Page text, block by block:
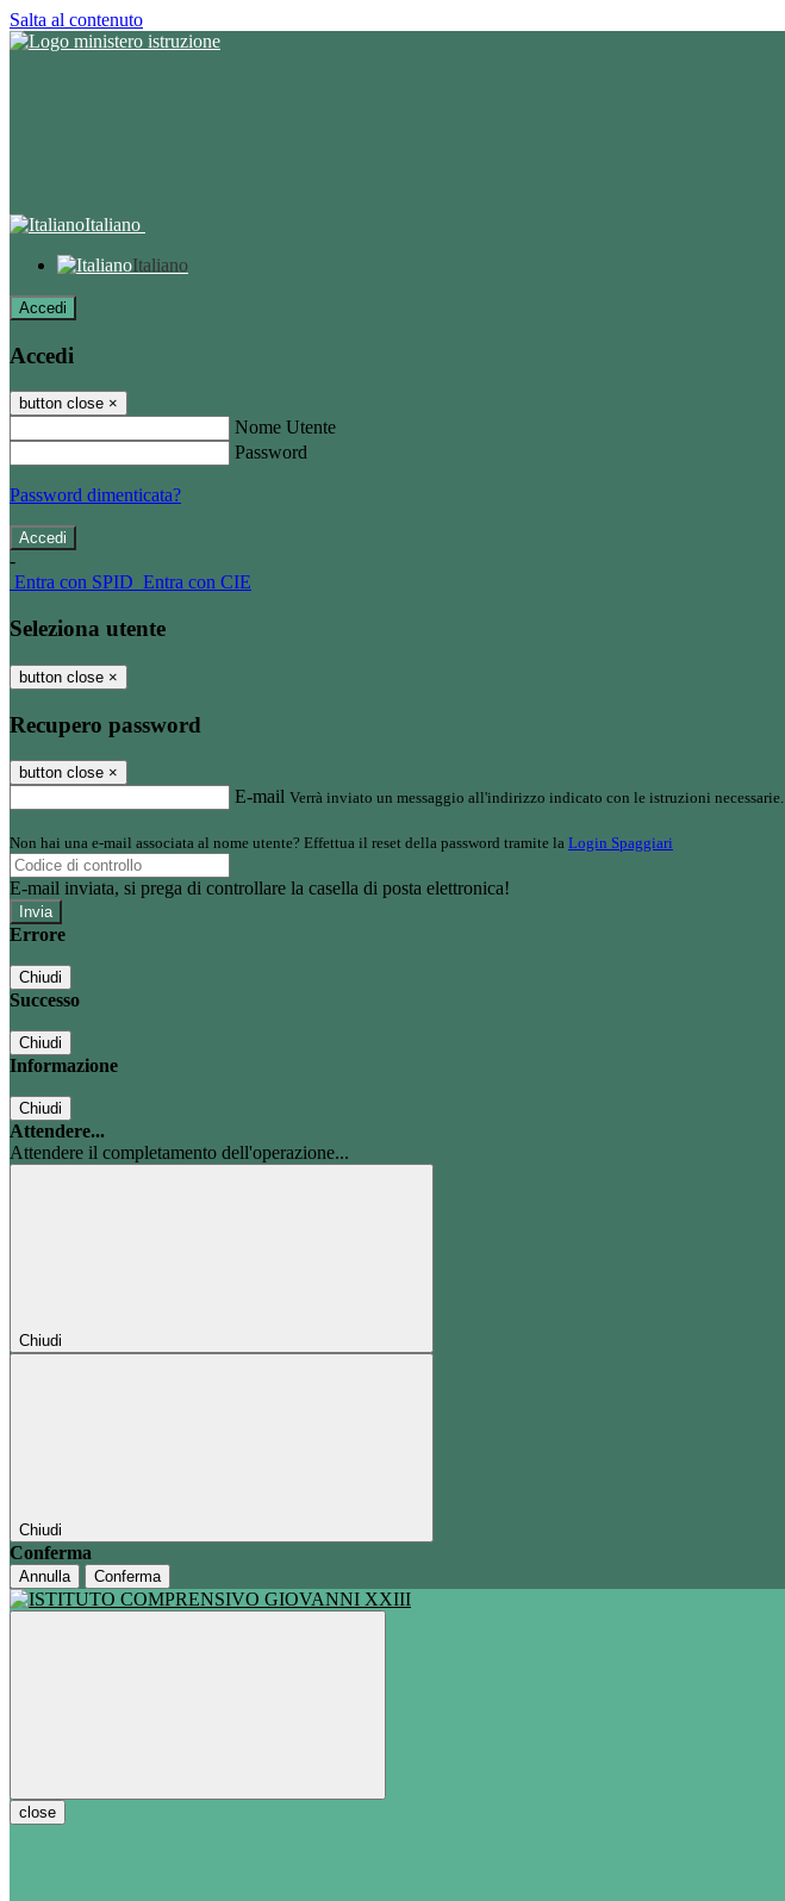
Salta al contenuto
Italiano
Italiano
Accedi
Accedi
button close ×
Nome Utente
Password
Password dimenticata?
-
Entra con SPID Entra con CIE
Seleziona utente
button close ×
Recupero password
button close ×
E-mail Verrà inviato un messaggio all'indirizzo indicato con le istruzioni necessarie.
Non hai una e-mail associata al nome utente? Effettua il reset della password tramite la Login Spaggiari
E-mail inviata, si prega di controllare la casella di posta elettronica!
Errore
Chiudi
Successo
Chiudi
Informazione
Chiudi
Attendere...
Attendere il completamento dell'operazione...
Chiudi
Chiudi
Conferma
Annulla Conferma
close